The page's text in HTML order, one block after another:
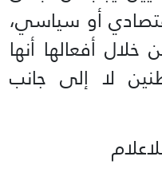
أو سياسي،
أفعالها أنها
لا إلى جانب